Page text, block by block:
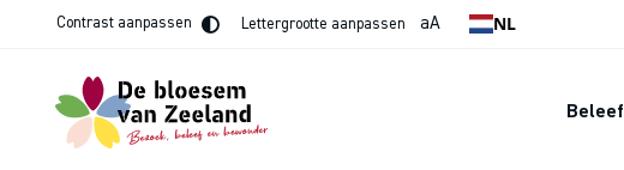
Contrast aanpassen Lettergrootte aanpassen aA NL
Beleef